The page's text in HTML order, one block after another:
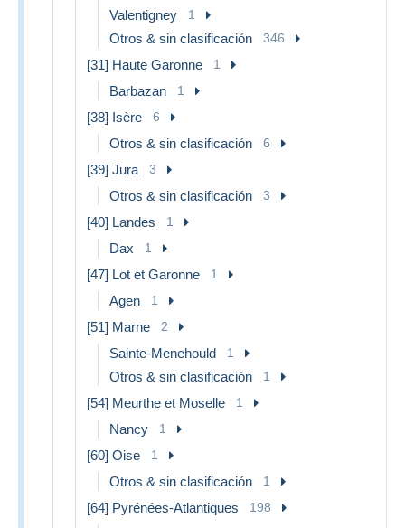
Valentigney 1
Otros & sin clasificación 346
[31] Haute Garonne 1
Barbazan 1
[38] Isère 6
Otros & sin clasificación 6
[39] Jura 3
Otros & sin clasificación 3
[40] Landes 1
Dax 1
[47] Lot et Garonne 1
Agen 1
[51] Marne 2
Sainte-Menehould 1
Otros & sin clasificación 1
[54] Meurthe et Moselle 1
Nancy 1
[60] Oise 1
Otros & sin clasificación 1
[64] Pyrénées-Atlantiques 198